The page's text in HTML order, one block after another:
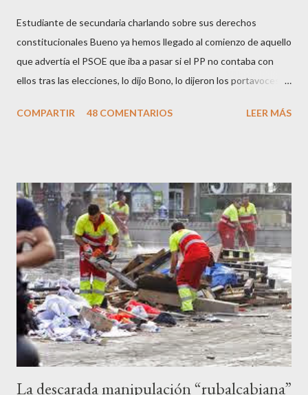
Estudiante de secundaria charlando sobre sus derechos
constitucionales Bueno ya hemos llegado al comienzo de aquello
que advertía el PSOE que iba a pasar si el PP no contaba con
ellos tras las elecciones, lo dijo Bono, lo dijeron los portavoces
los okupas, los red skins, los sharps o los anarcos porque a estos
caballeretes salieran en Valencia a la calle, dispuestos a hacer lo
que les viniera en gana, manifestarse sin la autorización
pertinente, cortar el tráfico de las calles más céntricas, volcar los
contenedores de vidrio para tener botellas a mano para agredir a
los agentes, incendiar contenedores, apedrear a la policía,
agredirla, morderla, para que toda la pijo progresía del país, todos
los que no fuman ni tabaco, n...
COMPARTIR 48 COMENTARIOS LEER MÁS
La descarada manipulación “rubalcabiana”